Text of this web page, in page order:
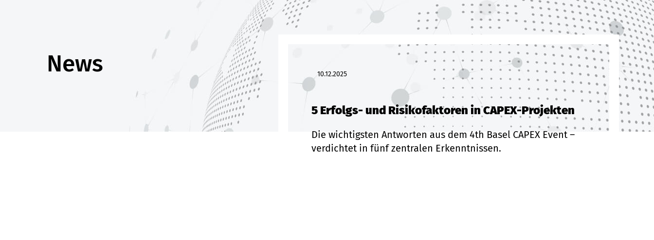
News 10.12.2025
5 Erfolgs- und Risikofaktoren in CAPEX-Projekten
Die wichtigsten Antworten aus dem 4th Basel CAPEX Event –
verdichtet in fünf zentralen Erkenntnissen.